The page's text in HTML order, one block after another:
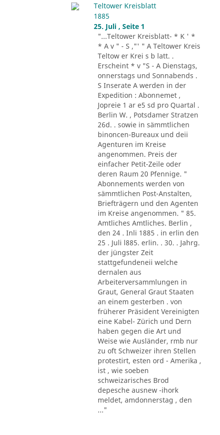
Teltower Kreisblatt
1885
25. Juli , Seite 1
"...Teltower Kreisblatt- * K ' *
* A v " - S ,"' " A Teltower Kreis
Teltow er Krei s b latt. .
Erscheint * v "S - A Dienstags,
onnerstags und Sonnabends .
S Inserate A werden in der
Expedition : Abonnemet ,
Jopreie 1 ar e5 sd pro Quartal .
Berlin W. , Potsdamer Stratzen
26d. . sowie in sämmtlichen
binoncen-Bureaux und deii
Agenturen im Kreise
angenommen. Preis der
einfacher Petit-Zeile oder
deren Raum 20 Pfennige. "
Abonnements werden von
sämmtlichen Post-Anstalten,
Briefträgern und den Agenten
im Kreise angenommen. " 85.
Amtliches Amtliches. Berlin ,
den 24 . Inli 1885 . in erlin den
25 . Juli l885. erlin. . 30. . Jahrg.
der jüngster Zeit
stattgefundeneii welche
dernalen aus
Arbeiterversammlungen in
Graut, General Graut Staaten
an einem gesterben . von
früherer Präsident Vereinigten
eine Kabel- Zürich und Dern
haben gegen die Art und
Weise wie Ausländer, rmb nur
zu oft Schweizer ihren Stellen
protestirt, esten ord - Amerika ,
ist , wie soeben
schweizarisches Brod
depesche ausnew -ihork
meldet, amdonnerstag , den
..."